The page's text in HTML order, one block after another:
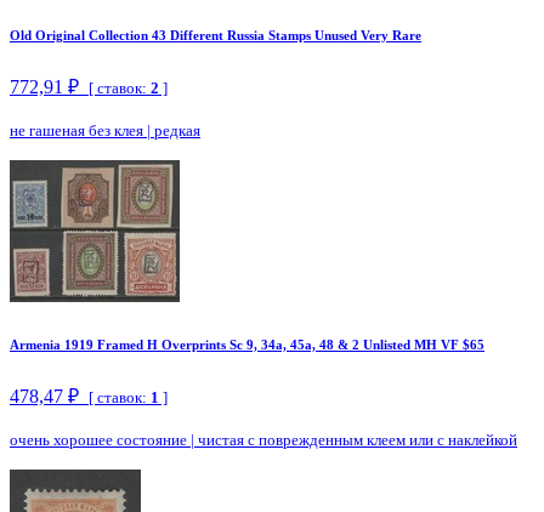
Old Original Collection 43 Different Russia Stamps Unused Very Rare
772,91 ₽ [ ставок: 2 ]
не гашеная без клея | редкая
Armenia 1919 Framed H Overprints Sc 9, 34a, 45a, 48 & 2 Unlisted MH VF $65
478,47 ₽ [ ставок: 1 ]
очень хорошее состояние | чистая с поврежденным клеем или с наклейкой